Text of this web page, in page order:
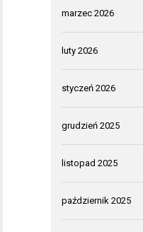
marzec 2026
luty 2026
styczeń 2026
grudzień 2025
listopad 2025
październik 2025